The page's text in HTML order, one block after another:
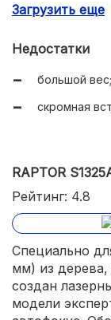
Загрузить еще
Недостатки
большой вес;
скромная
RAPTOR
Рейтинг: 4.8
Специально
мм) из
создан
модели